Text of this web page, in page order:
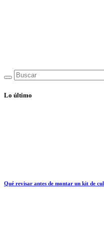
Lo último
Qué revisar antes de montar un kit de